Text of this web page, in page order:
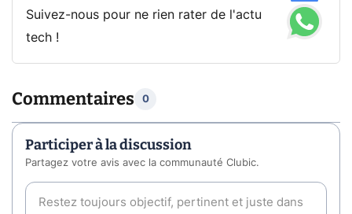
Suivez-nous pour ne rien rater de l'actu
tech !
Commentaires 0
Participer à la discussion
Partagez votre avis avec la communauté Clubic.